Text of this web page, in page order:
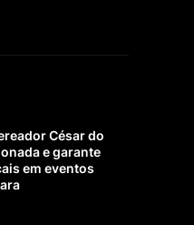
César do
e garante
em eventos